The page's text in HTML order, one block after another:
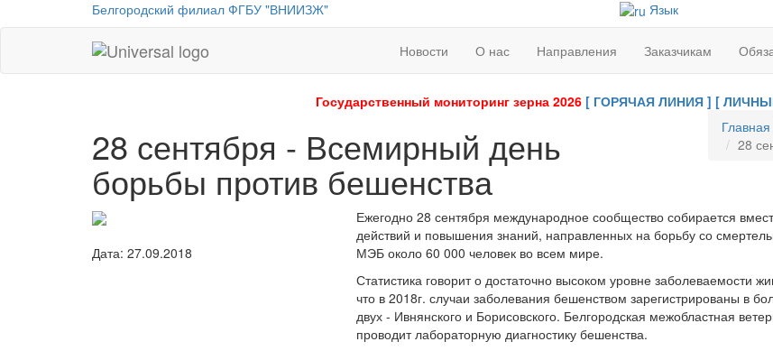
Белгородский филиал ФГБУ "ВНИИЗЖ" Язык
homepage
Новости О нас Направления Заказчикам
Государственный мониторинг зерна 2026 [ ГОРЯЧАЯ ЛИНИЯ ] [
28 сентября - Всемирный день
борьбы против бешенства
Главная
28
Дата: 27.09.2018
Ежегодно 28 сентября международное сообщество собирается
действий и повышения знаний, направленных на борьбу со
МЭБ около 60 000 человек во всем мире.
Статистика говорит о достаточно высоком уровне заболеваемости
что в 2018г. случаи заболевания бешенством зарегистрированы в
двух - Ивнянского и Борисовского. Белгородская межобластная
проводит лабораторную диагностику бешенства.